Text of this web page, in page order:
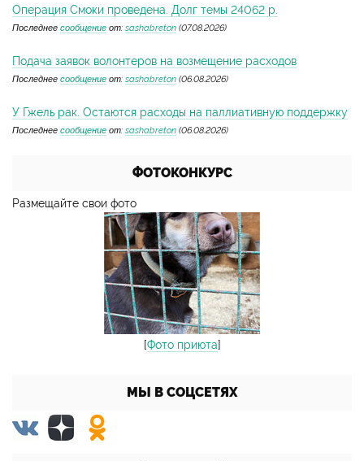
Операция Смоки проведена. Долг темы 24062 р.
Последнее сообщение от: sashabreton (07.08.2026)
Подача заявок волонтеров на возмещение расходов
Последнее сообщение от: sashabreton (06.08.2026)
У Гжель рак. Остаются расходы на паллиативную поддержку
Последнее сообщение от: sashabreton (06.08.2026)
ФОТОКОНКУРС
Размещайте свои фото
[Фото приюта]
МЫ В СОЦСЕТЯХ